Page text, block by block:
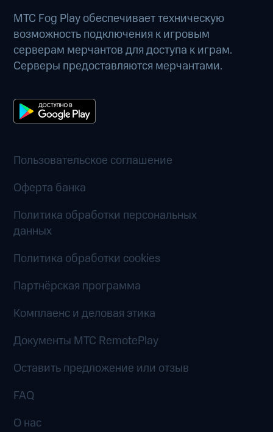
МТС Fog Play обеспечивает техническую
возможность подключения к игровым
серверам мерчантов для доступа к играм.
Серверы предоставляются мерчантами.
Пользовательское соглашение
Оферта банка
Политика обработки персональных
данных
Политика обработки cookies
Партнёрская программа
Комплаенс и деловая этика
Документы MTC RemotePlay
Оставить предложение или отзыв
FAQ
О нас